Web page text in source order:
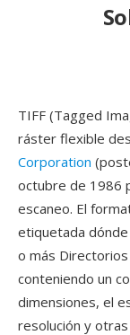
TIFF (Tagged
ráster flexible
Corporation
octubre de 1986
escaneo. El
etiquetada dónde
o más
conteniendo un
dimensiones, el
resolución y